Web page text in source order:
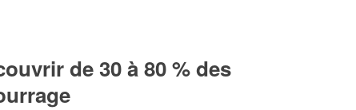
de 30 à 80 % des